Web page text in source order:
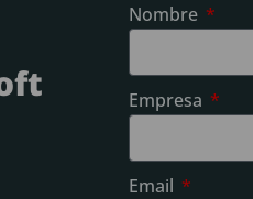
Nombre
Empresa
Email